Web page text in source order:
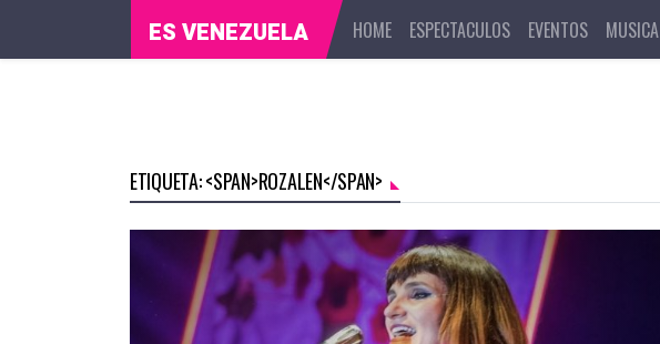
ES VENEZUELA HOME ESPECTACULOS EVENTOS MUSICA
ETIQUETA: <SPAN>ROZALEN</SPAN>